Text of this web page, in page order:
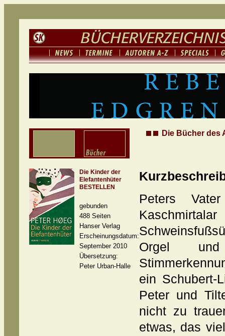
Die Bücher des
Die Kinder der
Elefantenhüter
BESTELLEN
gebunden
488 Seiten
Hanser Verlag
Erscheinungsdatum:
September 2010
Übersetzung:
Peter Urban-Halle
Peters
Orgel
ein Schubert-
Peter und
nicht zu
etwas, das